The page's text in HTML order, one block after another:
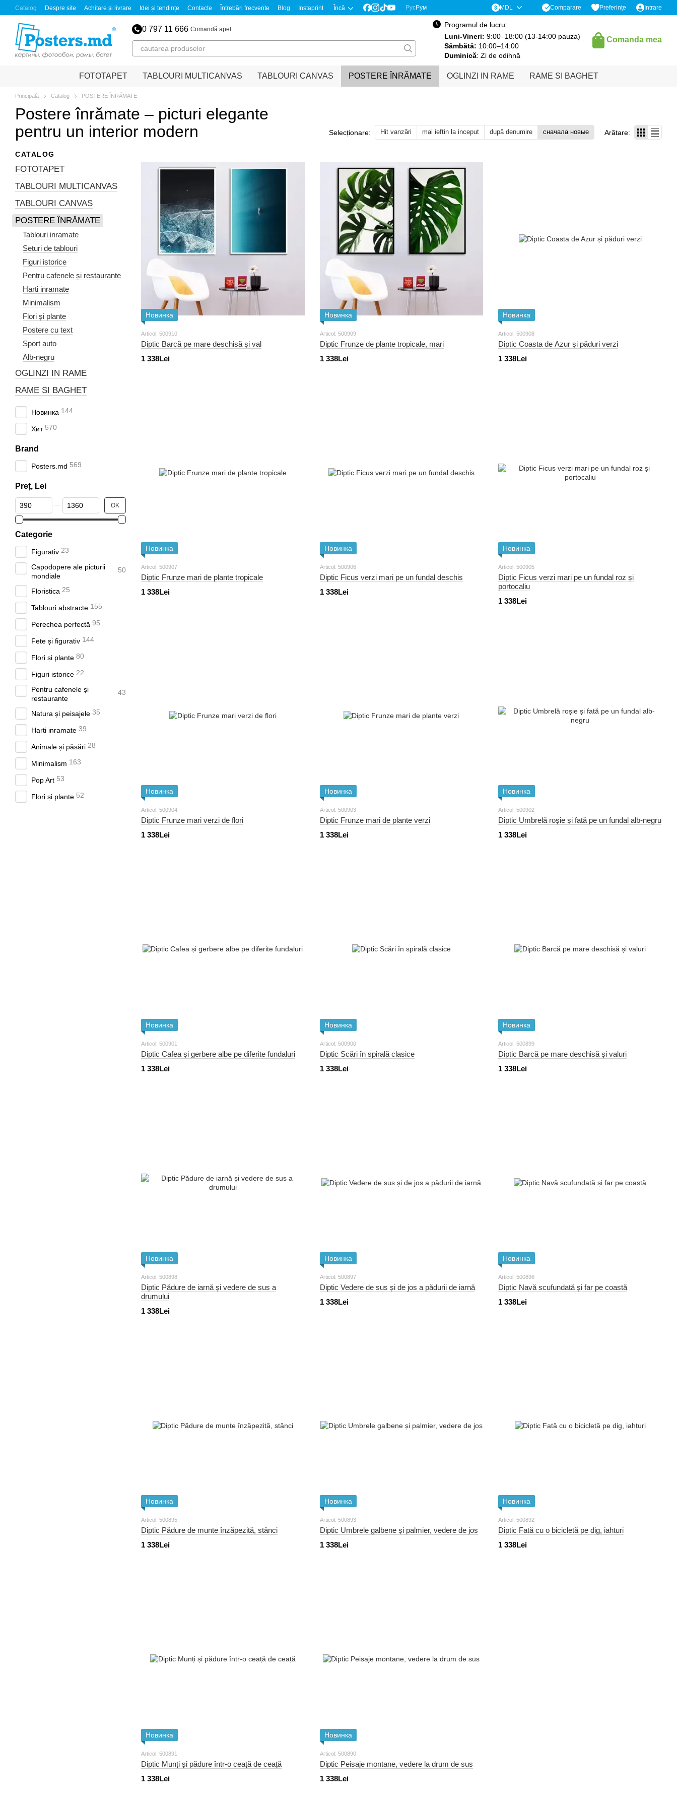
Mergi la conținutul principal
Catalog Despre site Achitare și livrare Idei și tendințe Contacte Întrebări frecvente Blog Instaprint Încă РусРум MDL Comparare Preferințe Intrare
0 797 11 666 Comandă apel
Programul de lucru:
Luni-Vineri: 9:00–18:00 (13-14:00 pauza)
Sâmbătă: 10:00–14:00
Duminică: Zi de odihnă
Comanda mea
FOTOTAPET TABLOURI MULTICANVAS TABLOURI CANVAS POSTERE ÎNRĂMATE OGLINZI IN RAME RAME SI BAGHET
Principală Catalog POSTERE ÎNRĂMATE
Postere înrămate – picturi elegante
pentru un interior modern
Selecționare: Hit vanzări mai ieftin la inceput după denumire сначала новые Arătare:
Новинка
Articol: 500910
Diptic Barcă pe mare deschisă și val
1 338Lei
Новинка
Articol: 500909
Diptic Frunze de plante tropicale, mari
1 338Lei
Новинка
Articol: 500908
Diptic Coasta de Azur și păduri verzi
1 338Lei
Новинка
Articol: 500907
Diptic Frunze mari de plante tropicale
1 338Lei
Новинка
Articol: 500906
Diptic Ficus verzi mari pe un fundal deschis
1 338Lei
Новинка
Articol: 500905
Diptic Ficus verzi mari pe un fundal roz și
portocaliu
1 338Lei
Новинка
Articol: 500904
Diptic Frunze mari verzi de flori
1 338Lei
Новинка
Articol: 500903
Diptic Frunze mari de plante verzi
1 338Lei
Новинка
Articol: 500902
Diptic Umbrelă roșie și fată pe un fundal alb-negru
1 338Lei
Новинка
Articol: 500901
Diptic Cafea și gerbere albe pe diferite fundaluri
1 338Lei
Новинка
Articol: 500900
Diptic Scări în spirală clasice
1 338Lei
Новинка
Articol: 500899
Diptic Barcă pe mare deschisă și valuri
1 338Lei
Новинка
Articol: 500898
Diptic Pădure de iarnă și vedere de sus a
drumului
1 338Lei
Новинка
Articol: 500897
Diptic Vedere de sus și de jos a pădurii de iarnă
1 338Lei
Новинка
Articol: 500896
Diptic Navă scufundată și far pe coastă
1 338Lei
Новинка
Articol: 500895
Diptic Pădure de munte înzăpezită, stânci
1 338Lei
Новинка
Articol: 500893
Diptic Umbrele galbene și palmier, vedere de jos
1 338Lei
Новинка
Articol: 500892
Diptic Fată cu o bicicletă pe dig, iahturi
1 338Lei
Новинка
Articol: 500891
Diptic Munți și pădure într-o ceață de ceață
1 338Lei
Новинка
Articol: 500890
Diptic Peisaje montane, vedere la drum de sus
1 338Lei
CATALOG
FOTOTAPET
TABLOURI MULTICANVAS
TABLOURI CANVAS
POSTERE ÎNRĂMATE
Tablouri inramate
Seturi de tablouri
Figuri istorice
Pentru cafenele și restaurante
Harti inramate
Minimalism
Flori și plante
Postere cu text
Sport auto
Alb-negru
OGLINZI IN RAME
RAME SI BAGHET
Новинка 144
Хит 570
Brand
Posters.md 569
Preț, Lei
De la Preț, Lei
Până la Preț, Lei OK
Categorie
Figurativ 23
Capodopere ale picturii
mondiale
50
Floristica 25
Tablouri abstracte 155
Perechea perfectă 95
Fete și figurativ 144
Flori și plante 80
Figuri istorice 22
Pentru cafenele și
restaurante
43
Natura și peisajele 35
Harti inramate 39
Animale și păsări 28
Minimalism 163
Pop Art 53
Flori și plante 52